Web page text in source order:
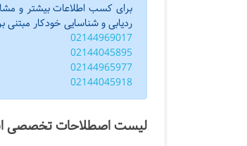
برای کسب اطلاعات بیشتر و
ردیابی و شناسایی خودکار مبتنی
02144969017
02144045895
02144965977
02144045918
لیست اصطلاحات تخصصی